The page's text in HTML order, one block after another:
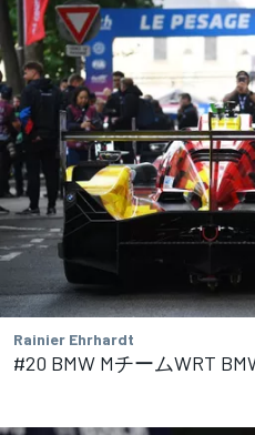
Rainier Ehrhardt
#20 BMW MチームWRT